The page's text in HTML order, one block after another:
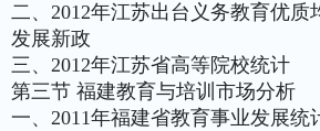
二、2012年江苏出台义务教育优质
发展新政
三、2012年江苏省高等院校统计
第三节 福建教育与培训市场分析
一、2011年福建省教育事业发展统